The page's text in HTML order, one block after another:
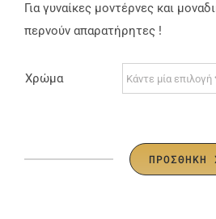
Για γυναίκες μοντέρνες και
περνούν απαρατήρητες !
Χρώμα
ΠΡΟΣΘΉΚΗ